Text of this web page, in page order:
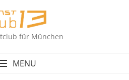
für München
MENU